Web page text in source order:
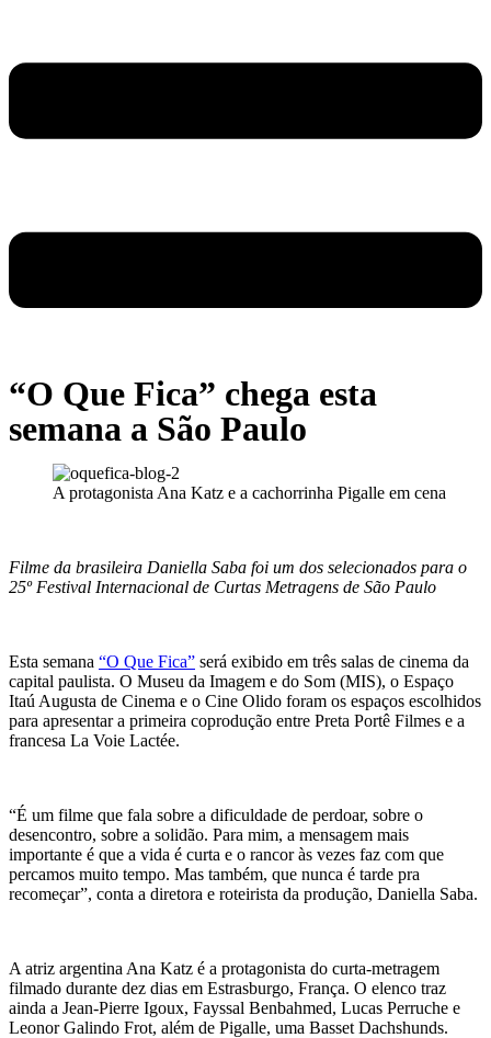
“O Que Fica” chega esta
semana a São Paulo
A protagonista Ana Katz e a cachorrinha Pigalle em cena
Filme da brasileira Daniella Saba foi um dos selecionados para o
25º Festival Internacional de Curtas Metragens de São Paulo
Esta semana “O Que Fica” será exibido em três salas de cinema da
capital paulista. O Museu da Imagem e do Som (MIS), o Espaço
Itaú Augusta de Cinema e o Cine Olido foram os espaços escolhidos
para apresentar a primeira coprodução entre Preta Portê Filmes e a
francesa La Voie Lactée.
“É um filme que fala sobre a dificuldade de perdoar, sobre o
desencontro, sobre a solidão. Para mim, a mensagem mais
importante é que a vida é curta e o rancor às vezes faz com que
percamos muito tempo. Mas também, que nunca é tarde pra
recomeçar”, conta a diretora e roteirista da produção, Daniella Saba.
A atriz argentina Ana Katz é a protagonista do curta-metragem
filmado durante dez dias em Estrasburgo, França. O elenco traz
ainda a Jean-Pierre Igoux, Fayssal Benbahmed, Lucas Perruche e
Leonor Galindo Frot, além de Pigalle, uma Basset Dachshunds.